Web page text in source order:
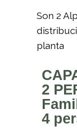
Son 2
planta
2
4